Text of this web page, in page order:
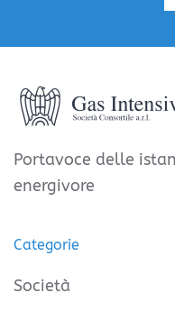
Portavoce delle
energivore
Categorie
Società